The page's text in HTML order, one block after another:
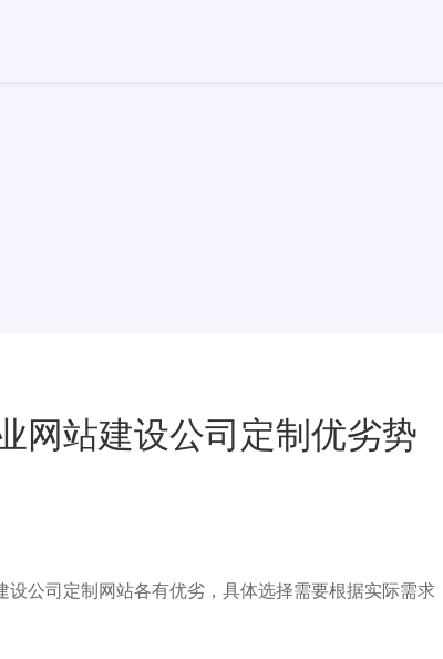
网站建设公司定制优劣势
公司定制网站各有优劣，具体选择需要根据实际需求